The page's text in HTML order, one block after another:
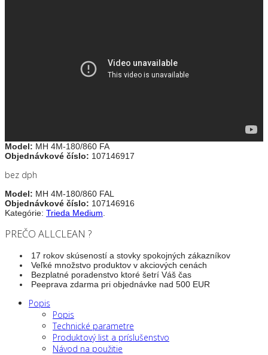
Model: MH 4M-180/860 FA
Objednávkové číslo: 107146917
bez dph
Model: MH 4M-180/860 FAL
Objednávkové číslo: 107146916
Kategórie: Trieda Medium
PREČO ALLCLEAN ?
17 rokov skúseností a stovky spokojných zákazníkov
Veľké množstvo produktov v akciových cenách
Bezplatné poradenstvo ktoré šetrí Váš čas
Peeprava zdarma pri objednávke nad 500 EUR
Popis
Popis
Technické parametre
Produktový list a príslušenstvo
Návod na použitie